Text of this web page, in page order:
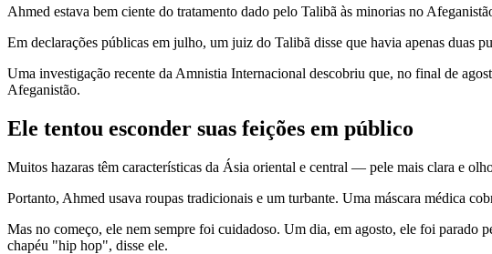
Ahmed estava bem ciente do tratamento dado pelo Talibã às minorias no
Em declarações públicas em julho, um juiz do Talibã disse que havia apenas duas
Uma investigação recente da Amnistia Internacional descobriu que, no final de
Afeganistão.
Ele tentou esconder suas feições em público
Muitos hazaras têm características da Ásia oriental e central — pele mais clara e
Portanto, Ahmed usava roupas tradicionais e um turbante. Uma máscara médica
Mas no começo, ele nem sempre foi cuidadoso. Um dia, em agosto, ele foi parado
chapéu "hip hop", disse ele.